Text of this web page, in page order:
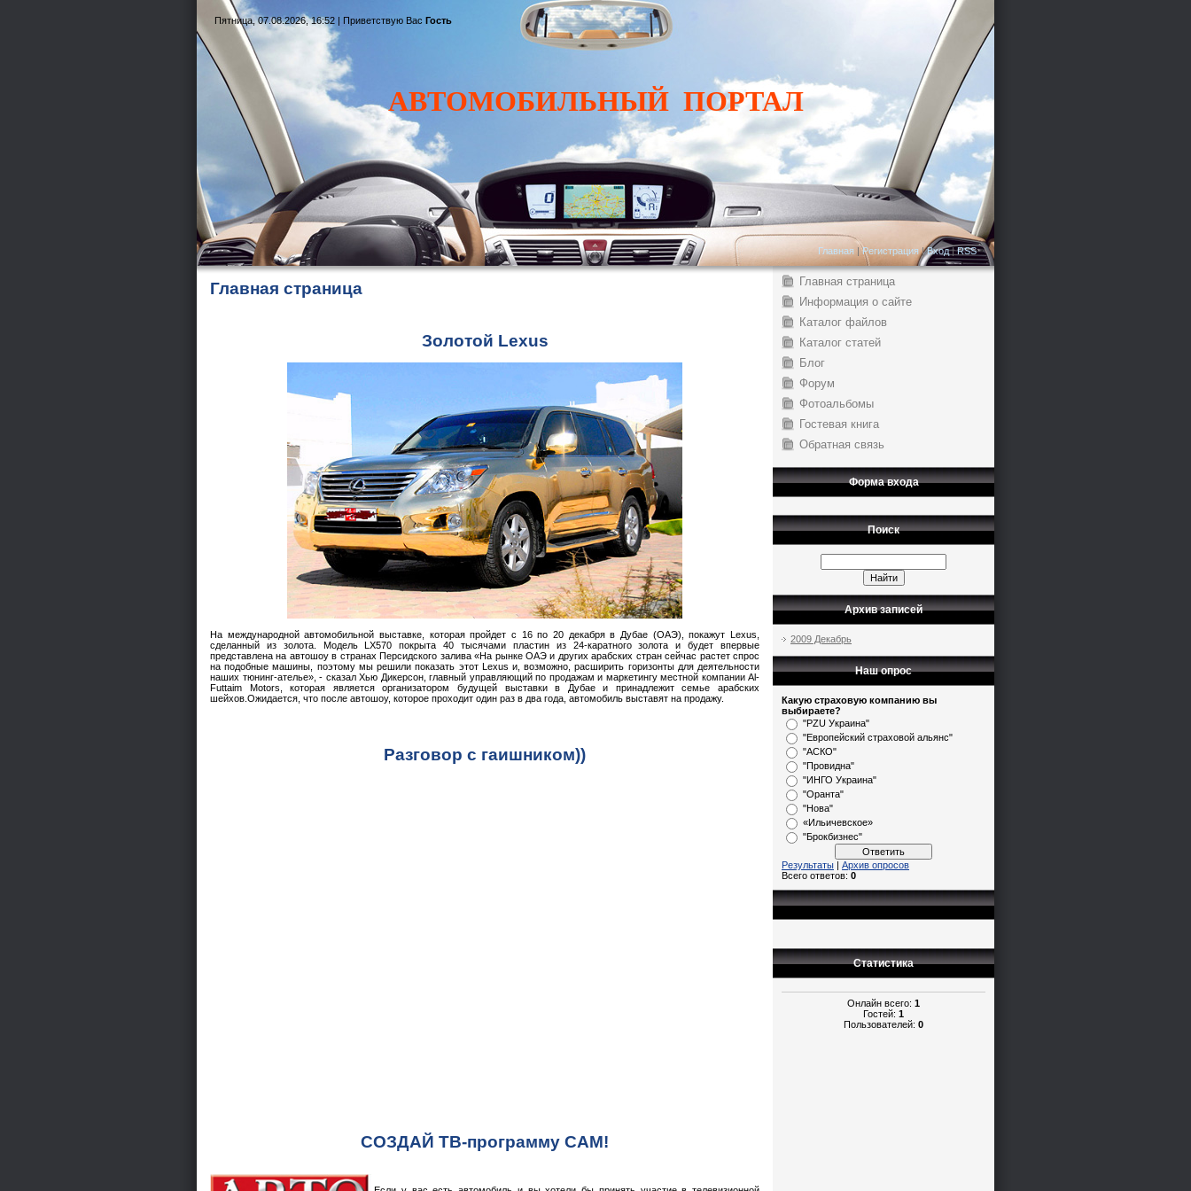
Пятница, 07.08.2026, 16:52 | Приветствую Вас Гость
АВТОМОБИЛЬНЫЙ ПОРТАЛ
Главная |Регистрация|Вход|RSS
Главная страница
Золотой Lexus
На международной автомобильной выставке, которая пройдет с 16 по 20 декабря в Дубае (ОАЭ), покажут Lexus,
сделанный из золота. Модель LX570 покрыта 40 тысячами пластин из 24-каратного золота и будет впервые
представлена на автошоу в странах Персидского залива «На рынке ОАЭ и других арабских стран сейчас растет спрос
на подобные машины, поэтому мы решили показать этот Lexus и, возможно, расширить горизонты для деятельности
наших тюнинг-ателье», - сказал Хью Дикерсон, главный управляющий по продажам и маркетингу местной компании Al-
Futtaim Motors, которая является организатором будущей выставки в Дубае и принадлежит семье арабских
шейхов.Ожидается, что после автошоу, которое проходит один раз в два года, автомобиль выставят на продажу.
Разговор с гаишником))
СОЗДАЙ ТВ-программу САМ!
Главная страница
Информация о сайте
Каталог файлов
Каталог статей
Блог
Форум
Фотоальбомы
Гостевая книга
Обратная связь
Форма входа
Поиск
Архив записей
2009 Декабрь
Наш опрос
Какую страховую компанию вы
выбираете?
"PZU Украина"
"Европейский страховой альянс"
"АСКО"
"Провидна"
"ИНГО Украина"
"Оранта"
"Нова"
«Ильичевское»
"Брокбизнес"
Результаты | Архив опросов
Всего ответов: 0
Статистика
Онлайн всего: 1
Гостей: 1
Пользователей: 0